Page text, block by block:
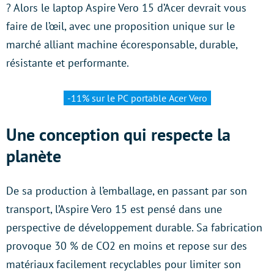
? Alors le laptop Aspire Vero 15 d’Acer devrait vous
faire de l’œil, avec une proposition unique sur le
marché alliant machine écoresponsable, durable,
résistante et performante.
-11% sur le PC portable Acer Vero
Une conception qui respecte la
planète
De sa production à l’emballage, en passant par son
transport, l’Aspire Vero 15 est pensé dans une
perspective de développement durable. Sa fabrication
provoque 30 % de CO2 en moins et repose sur des
matériaux facilement recyclables pour limiter son